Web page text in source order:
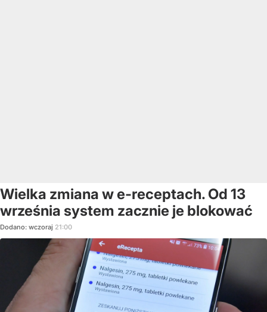
Wielka zmiana w e-receptach. Od 13
września system zacznie je blokować
Dodano: wczoraj 21:00